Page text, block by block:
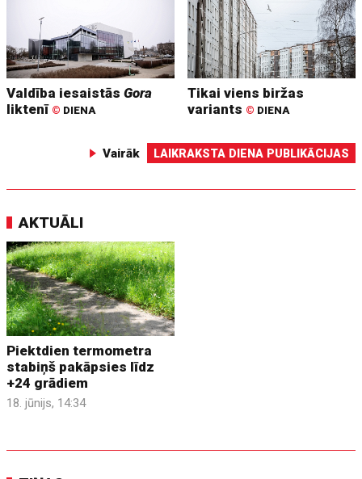
Valdība iesaistāsGora
liktenī © DIENA
Tikai viens biržas
variants © DIENA
Vairāk LAIKRAKSTA DIENA PUBLIKĀCIJAS
AKTUĀLI
Piektdien termometra
stabiņš pakāpsies līdz
+24 grādiem
18. jūnijs, 14:34